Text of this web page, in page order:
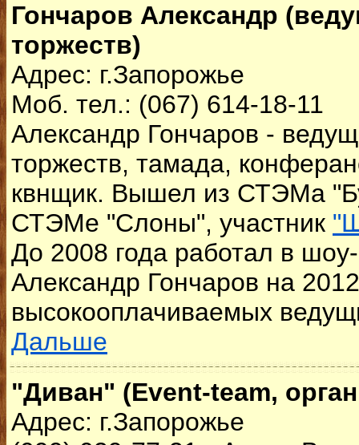
Гончаров Александр
торжеств)
Адрес: г.Запорожье
Моб. тел.: (067) 614-18-11
Александр Гончаров -
торжеств, тамада,
квнщик. Вышел из СТЭМа
СТЭМе "Слоны", участник
До 2008 года работал в
Александр Гончаров на
высокооплачиваемых
Дальше
"Диван" (Event-team,
Адрес: г.Запорожье